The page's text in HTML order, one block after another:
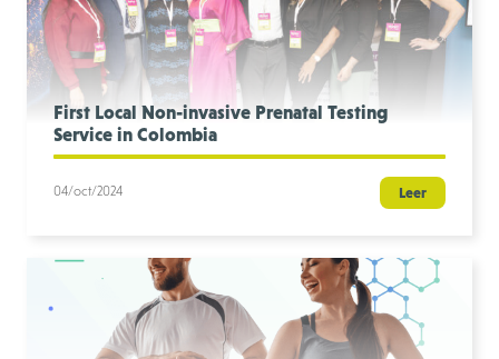
First Local Non-invasive Prenatal Testing
Service in Colombia
04/oct/2024 Leer